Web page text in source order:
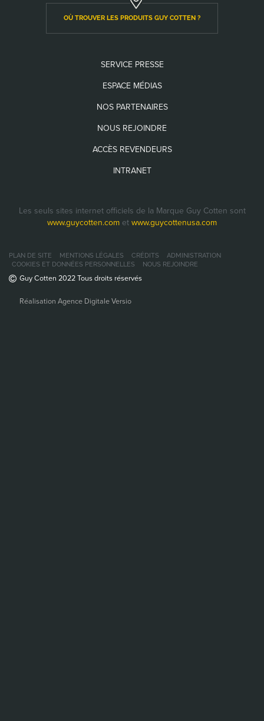
OÙ TROUVER LES PRODUITS GUY COTTEN ?
SERVICE PRESSE
ESPACE MÉDIAS
NOS PARTENAIRES
NOUS REJOINDRE
ACCÈS REVENDEURS
INTRANET
Les seuls sites internet officiels de la Marque Guy Cotten sont
www.guycotten.com et www.guycottenusa.com
PLAN DE SITE MENTIONS LÉGALES CRÉDITS
ADMINISTRATION
COOKIES ET DONNÉES PERSONNELLES
NOUS REJOINDRE
Guy Cotten 2022 Tous droits réservés
Réalisation Agence Digitale Versio